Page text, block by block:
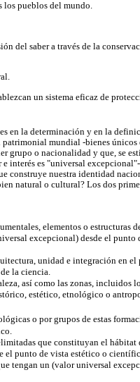
los pueblos del mundo.
del saber a través de la
un sistema eficaz de
en la determinación y en la
mundial -bienes únicos
grupo o nacionalidad y que, se
interés es "universal
construye nuestra identidad
natural o cultural? Los dos
elementos o estructuras
excepcional) desde el
unidad e integración en el
la ciencia.
así como las zonas, incluidos
estético, etnológico o
o por grupos de estas
que constituyan el hábitat
el punto de vista estético o
tengan un (valor universal